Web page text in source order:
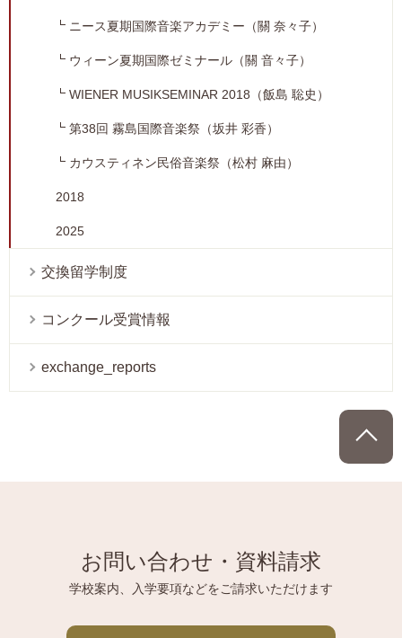
ニース夏期国際音楽アカデミー（關 奈々子）
ウィーン夏期国際ゼミナール（關 音々子）
WIENER MUSIKSEMINAR 2018（飯島 聡史）
第38回 霧島国際音楽祭（坂井 彩香）
カウスティネン民俗音楽祭（松村 麻由）
2018
2025
交換留学制度
コンクール受賞情報
exchange_reports
お問い合わせ・資料請求
学校案内、入学要項などをご請求いただけます